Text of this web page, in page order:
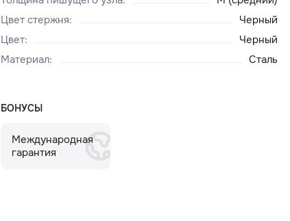
Цвет стержня:
Черный
Цвет:
Черный
Материал: Сталь
БОНУСЫ
Международная
гарантия
Доставка и оплата